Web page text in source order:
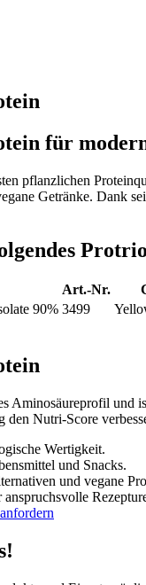
für
pflanzlichen
Getränke. Dank
Art.-Nr.
90% 3499
Aminosäureprofil und
den Nutri-Score
Wertigkeit.
und Snacks.
und vegane